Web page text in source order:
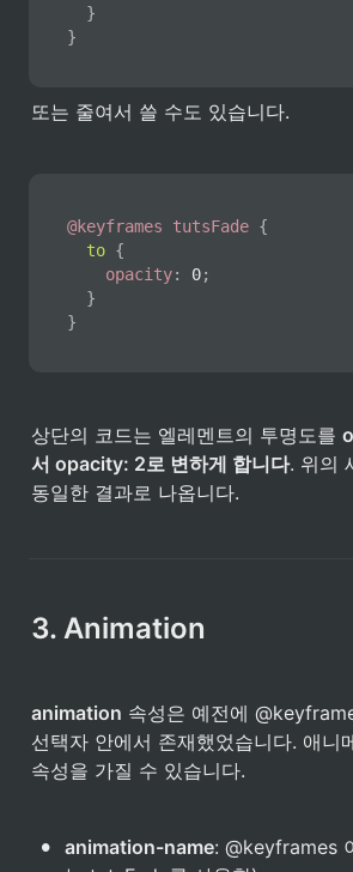
}
}
또는 줄여서 쓸 수도 있습니다.
@keyframes tutsFade {
to {
opacity: 0;
}
}
상단의 코드는 엘레멘트의 투명도를
서 opacity: 2로 변하게 합니다. 위의
동일한 결과로 나옵니다.
3. Animation
animation 속성은 예전에
선택자 안에서 존재했었습니다. 애니
속성을 가질 수 있습니다.
• animation-name: @keyframes